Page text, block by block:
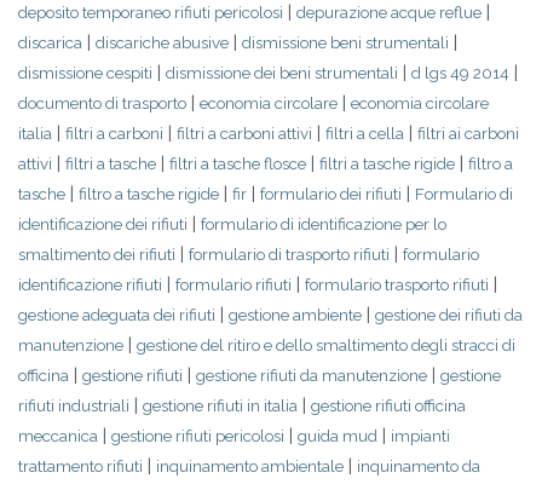
deposito temporaneo rifiuti pericolosi | depurazione acque reflue |
discarica | discariche abusive | dismissione beni strumentali |
dismissione cespiti | dismissione dei beni strumentali | d lgs 49 2014 |
documento di trasporto | economia circolare | economia circolare
italia | filtri a carboni | filtri a carboni attivi | filtri a cella | filtri ai carboni
attivi | filtri a tasche | filtri a tasche flosce | filtri a tasche rigide | filtro a
tasche | filtro a tasche rigide | fir | formulario dei rifiuti | Formulario di
identificazione dei rifiuti | formulario di identificazione per lo
smaltimento dei rifiuti | formulario di trasporto rifiuti | formulario
identificazione rifiuti | formulario rifiuti | formulario trasporto rifiuti |
gestione adeguata dei rifiuti | gestione ambiente | gestione dei rifiuti da
manutenzione | gestione del ritiro e dello smaltimento degli stracci di
officina | gestione rifiuti | gestione rifiuti da manutenzione | gestione
rifiuti industriali | gestione rifiuti in italia | gestione rifiuti officina
meccanica | gestione rifiuti pericolosi | guida mud | impianti
trattamento rifiuti | inquinamento ambientale | inquinamento da